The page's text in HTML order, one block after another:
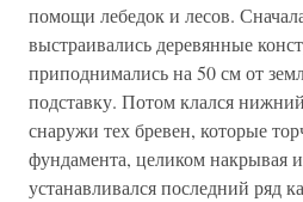
помощи лебедок и лесов.
выстраивались деревянные
приподнимались на 50 см от
подставку. Потом клался
снаружи тех бревен, которые
фундамента, целиком накрывая
устанавливался последний ряд